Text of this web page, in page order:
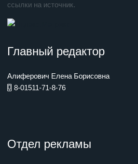
ссылки на источник.
Главный редактор
Алиферович Елена Борисовна
8-01511-71-8-76
Отдел рекламы